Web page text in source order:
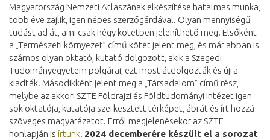
Magyarország Nemzeti Atlaszának elkészítése hatalmas munka,
több éve zajlik, igen népes szerzőgárdával. Olyan mennyiségű
tudást ad át, ami csak négy kötetben jeleníthető meg. Elsőként
a „Természeti környezet” című kötet jelent meg, és már abban is
számos olyan oktató, kutató dolgozott, akik a Szegedi
Tudományegyetem polgárai, ezt most átdolgozták és újra
kiadták. Másodikként jelent meg a „Társadalom” című rész,
melybe az akkori SZTE Földrajzi és Földtudományi Intézet igen
sok oktatója, kutatója szerkesztett térképet, ábrát és írt hozzá
szöveges magyarázatot. Erről megjelenésekor az SZTE
honlapján is írtunk. 2024 decemberére készült el a sorozat